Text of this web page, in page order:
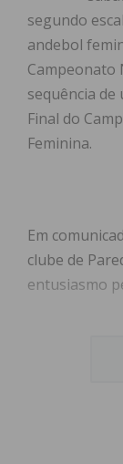
segundo
andebol
Campeonato
sequência de
Final do
Feminina.
Em
clube de
entusiasmo